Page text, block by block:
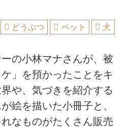
どうぶつ ペット 犬
の小林マナさんが、被
」を預かったことをキ
や、気づきを紹介する
絵を描いた小冊子と、
なものがたくさん販売